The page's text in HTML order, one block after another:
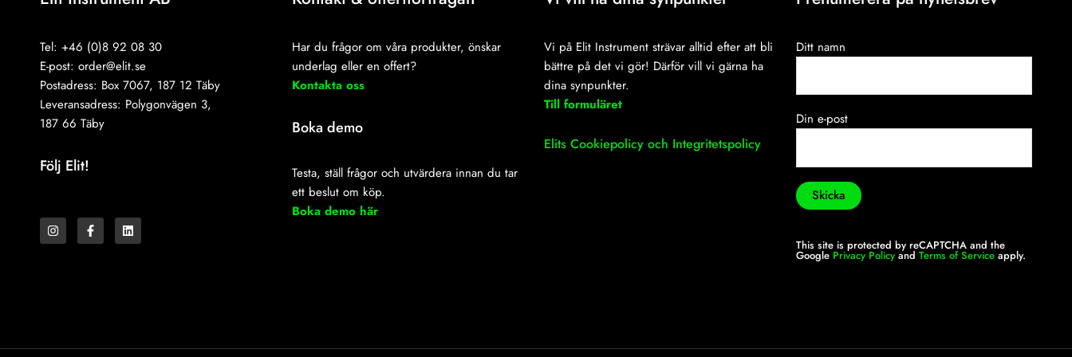
Tel: +46 (0)8 92 08 30
E-post: order@elit.se
Postadress: Box 7067, 187 12 Täby
Leveransadress: Polygonvägen 3,
187 66 Täby
Följ Elit!
n
s
t
a
c
e
i
n
k
Har du frågor om våra produkter, önskar
underlag eller en offert?
Kontakta oss
Boka demo
Testa, ställ frågor och utvärdera innan du tar
ett beslut om köp.
Boka demo här
Vi på Elit Instrument strävar alltid efter att bli
bättre på det vi gör! Därför vill vi gärna ha
dina synpunkter.
Till formuläret
Elits Cookiepolicy och Integritetspolicy
Ditt namn
Din e-post
This site is protected by reCAPTCHA and the
Google Privacy Policy and Terms of Service apply.